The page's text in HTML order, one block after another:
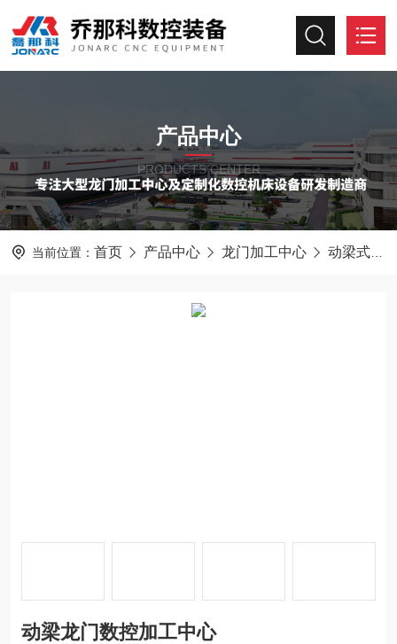
产品中心
PRODUCTS CENTER
当前位置： 首页 产品中心 龙门加工中心 动梁式龙门加工中心
动梁龙门数控加工中心